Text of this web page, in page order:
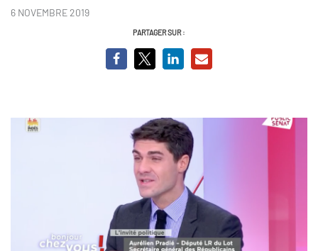
6 NOVEMBRE 2019
PARTAGER SUR :